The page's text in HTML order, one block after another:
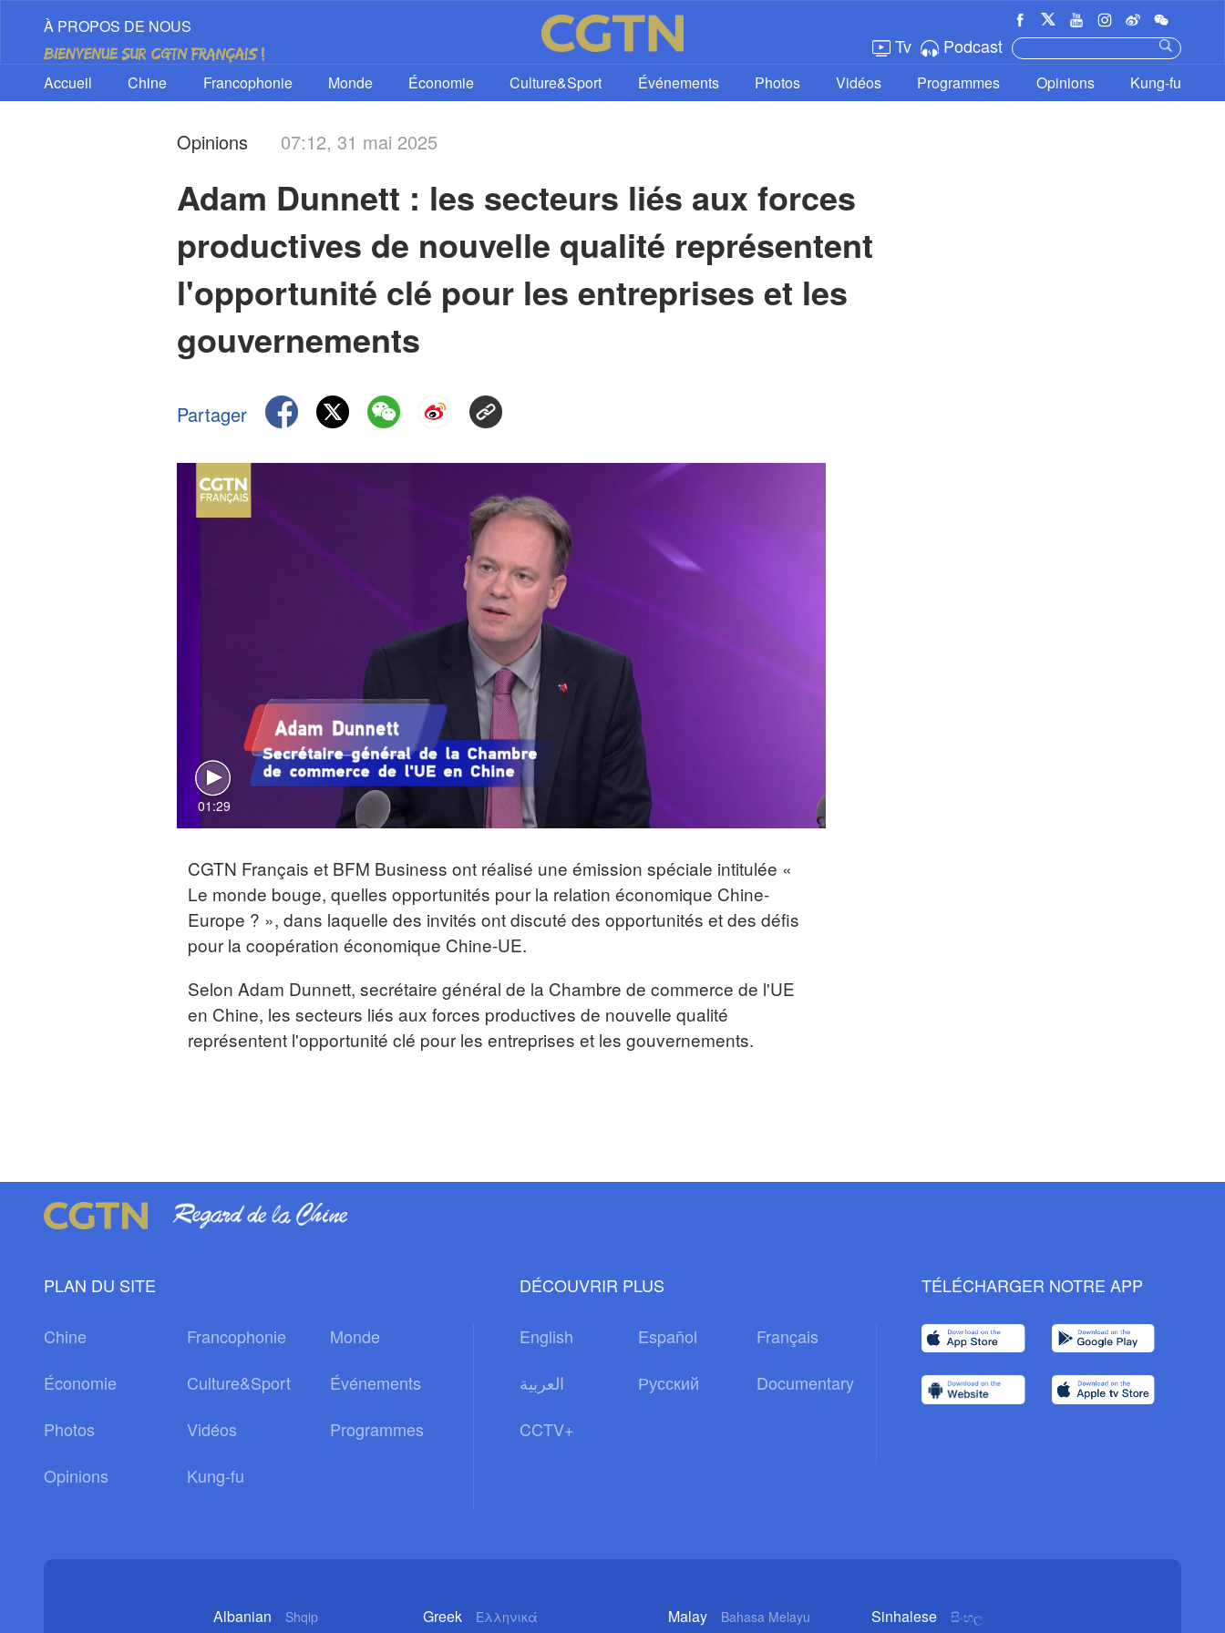
À PROPOS DE NOUS
Tv Podcast
Accueil Chine Francophonie Monde Économie Culture&Sport Événements Photos Vidéos Programmes Opinions Kung-fu
Opinions 07:12, 31 mai 2025
Adam Dunnett : les secteurs liés aux forces
productives de nouvelle qualité représentent
l'opportunité clé pour les entreprises et les
gouvernements
Partager
01:29
CGTN Français et BFM Business ont réalisé une émission spéciale intitulée «
Le monde bouge, quelles opportunités pour la relation économique Chine-
Europe ? », dans laquelle des invités ont discuté des opportunités et des défis
pour la coopération économique Chine-UE.
Selon Adam Dunnett, secrétaire général de la Chambre de commerce de l'UE
en Chine, les secteurs liés aux forces productives de nouvelle qualité
représentent l'opportunité clé pour les entreprises et les gouvernements.
PLAN DU SITE
Chine Francophonie
Monde
Économie
Culture&Sport
Événements
Photos
Vidéos
Programmes
Opinions
Kung-fu
DÉCOUVRIR PLUS
English Español
Français
العربية
Русский
Documentary
CCTV+
TÉLÉCHARGER NOTRE APP
Albanian Shqip Greek Ελληνικά Malay Bahasa Melayu Sinhalese සිංහල